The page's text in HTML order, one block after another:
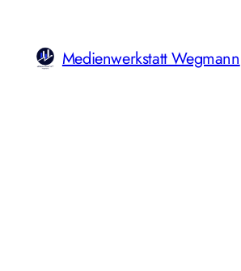
Medienwerkstatt Wegmann